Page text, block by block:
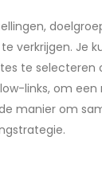
verkrijgen. Je
te
links, om
manier om